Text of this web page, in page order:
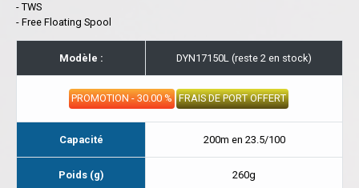
- TWS
- Free Floating Spool
Modèle : DYN17150L (reste 2 en stock)
PROMOTION - 30.00 % FRAIS DE PORT OFFERT
Capacité 200m en 23.5/100
Poids (g) 260g